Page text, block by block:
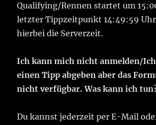
Qualifying/Rennen startet um
letzter Tippzeitpunkt 14:49:59
hierbei die Serverzeit.
Ich kann mich nicht anmelden/
einen Tipp abgeben aber das
nicht verfügbar. Was kann ich
Du kannst jederzeit per E-Mail